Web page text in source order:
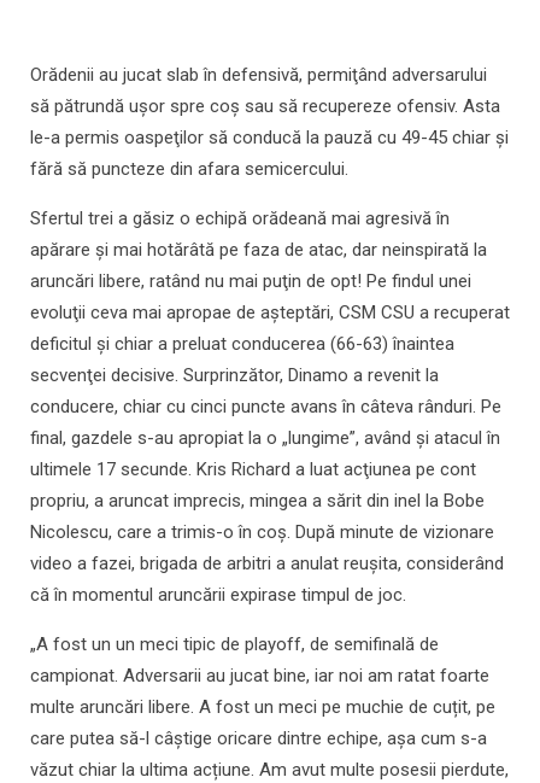
Orădenii au jucat slab în defensivă, permiţând adversarului
să pătrundă uşor spre coş sau să recupereze ofensiv. Asta
le-a permis oaspeţilor să conducă la pauză cu 49-45 chiar şi
fără să puncteze din afara semicercului.
Sfertul trei a găsiz o echipă orădeană mai agresivă în
apărare şi mai hotărâtă pe faza de atac, dar neinspirată la
aruncări libere, ratând nu mai puţin de opt! Pe findul unei
evoluţii ceva mai apropae de aşteptări, CSM CSU a recuperat
deficitul şi chiar a preluat conducerea (66-63) înaintea
secvenţei decisive. Surprinzător, Dinamo a revenit la
conducere, chiar cu cinci puncte avans în câteva rânduri. Pe
final, gazdele s-au apropiat la o „lungime”, având şi atacul în
ultimele 17 secunde. Kris Richard a luat acţiunea pe cont
propriu, a aruncat imprecis, mingea a sărit din inel la Bobe
Nicolescu, care a trimis-o în coş. După minute de vizionare
video a fazei, brigada de arbitri a anulat reuşita, considerând
că în momentul aruncării expirase timpul de joc.
„A fost un un meci tipic de playoff, de semifinală de
campionat. Adversarii au jucat bine, iar noi am ratat foarte
multe aruncări libere. A fost un meci pe muchie de cuțit, pe
care putea să-l câștige oricare dintre echipe, așa cum s-a
văzut chiar la ultima acțiune. Am avut multe posesii pierdute,